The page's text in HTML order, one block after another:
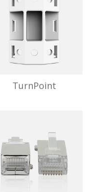
TurnPoint